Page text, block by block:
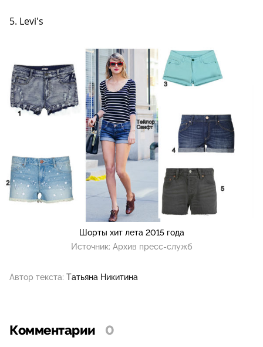
5. Levi's
Шорты хит лета 2015 года
Источник: Архив пресс-служб
Автор текста: Татьяна Никитина
Комментарии 0